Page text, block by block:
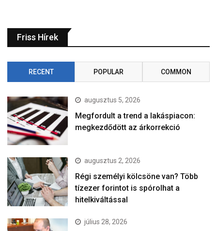
Friss Hírek
RECENT POPULAR COMMON
augusztus 5, 2026
Megfordult a trend a lakáspiacon:
megkezdődött az árkorrekció
augusztus 2, 2026
Régi személyi kölcsöne van? Több
tízezer forintot is spórolhat a
hitelkiváltással
július 28, 2026